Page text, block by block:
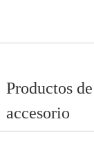
Productos de
accesorio